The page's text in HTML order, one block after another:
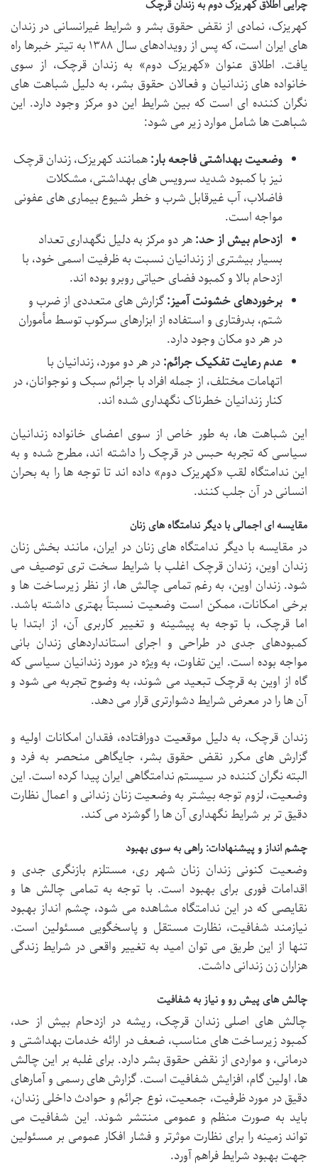
چرایی اطلاق کهریزک دوم به زندان قرچک
کهریزک، نمادی از نقض حقوق بشر و شرایط غیرانسانی در زندان
های ایران است، که پس از رویدادهای سال ۱۳۸۸ به تیتر خبرها راه
یافت. اطلاق عنوان «کهریزک دوم» به زندان قرچک، از سوی
خانواده های زندانیان و فعالان حقوق بشر، به دلیل شباهت های
نگران کننده ای است که بین شرایط این دو مرکز وجود دارد. این
شباهت ها شامل موارد زیر می شود:
وضعیت بهداشتی فاجعه بار:همانند کهریزک، زندان قرچک
نیز با کمبود شدید سرویس های بهداشتی، مشکلات
فاضلاب، آب غیرقابل شرب و خطر شیوع بیماری های عفونی
مواجه است.
ازدحام بیش از حد:هر دو مرکز به دلیل نگهداری تعداد
بسیار بیشتری از زندانیان نسبت به ظرفیت اسمی خود، با
ازدحام بالا و کمبود فضای حیاتی روبرو بوده اند.
برخوردهای خشونت آمیز:گزارش های متعددی از ضرب و
شتم، بدرفتاری و استفاده از ابزارهای سرکوب توسط مأموران
در هر دو مکان وجود دارد.
عدم رعایت تفکیک جرائم:در هر دو مورد، زندانیان با
اتهامات مختلف، از جمله افراد با جرائم سبک و نوجوانان، در
کنار زندانیان خطرناک نگهداری شده اند.
این شباهت ها، به طور خاص از سوی اعضای خانواده زندانیان
سیاسی که تجربه حبس در قرچک را داشته اند، مطرح شده و به
این ندامتگاه لقب «کهریزک دوم» داده اند تا توجه ها را به بحران
انسانی در آن جلب کنند.
مقایسه ای اجمالی با دیگر ندامتگاه های زنان
در مقایسه با دیگر ندامتگاه های زنان در ایران، مانند بخش زنان
زندان اوین، زندان قرچک اغلب با شرایط سخت تری توصیف می
شود. زندان اوین، به رغم تمامی چالش ها، از نظر زیرساخت ها و
برخی امکانات، ممکن است وضعیت نسبتاً بهتری داشته باشد.
اما قرچک، با توجه به پیشینه و تغییر کاربری آن، از ابتدا با
کمبودهای جدی در طراحی و اجرای استانداردهای زندان بانی
مواجه بوده است. این تفاوت، به ویژه در مورد زندانیان سیاسی که
گاه از اوین به قرچک تبعید می شوند، به وضوح تجربه می شود و
آن ها را در معرض شرایط دشوارتری قرار می دهد.
زندان قرچک، به دلیل موقعیت دورافتاده، فقدان امکانات اولیه و
گزارش های مکرر نقض حقوق بشر، جایگاهی منحصر به فرد و
البته نگران کننده در سیستم ندامتگاهی ایران پیدا کرده است. این
وضعیت، لزوم توجه بیشتر به وضعیت زنان زندانی و اعمال نظارت
دقیق تر بر شرایط نگهداری آن ها را گوشزد می کند.
چشم انداز و پیشنهادات: راهی به سوی بهبود
وضعیت کنونی زندان زنان شهر ری، مستلزم بازنگری جدی و
اقدامات فوری برای بهبود است. با توجه به تمامی چالش ها و
نقایصی که در این ندامتگاه مشاهده می شود، چشم انداز بهبود
نیازمند شفافیت، نظارت مستقل و پاسخگویی مسئولین است.
تنها از این طریق می توان امید به تغییر واقعی در شرایط زندگی
هزاران زن زندانی داشت.
چالش های پیش رو و نیاز به شفافیت
چالش های اصلی زندان قرچک، ریشه در ازدحام بیش از حد،
کمبود زیرساخت های مناسب، ضعف در ارائه خدمات بهداشتی و
درمانی، و مواردی از نقض حقوق بشر دارد. برای غلبه بر این چالش
ها، اولین گام، افزایش شفافیت است. گزارش های رسمی و آمارهای
دقیق در مورد ظرفیت، جمعیت، نوع جرائم و حوادث داخلی زندان،
باید به صورت منظم و عمومی منتشر شوند. این شفافیت می
تواند زمینه را برای نظارت موثرتر و فشار افکار عمومی بر مسئولین
جهت بهبود شرایط فراهم آورد.